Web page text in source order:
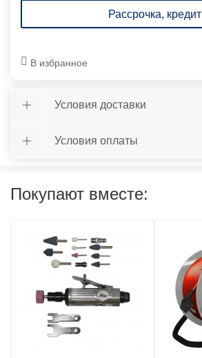
Рассрочка, кредит
В избранное
Условия доставки
Условия оплаты
Покупают вместе: